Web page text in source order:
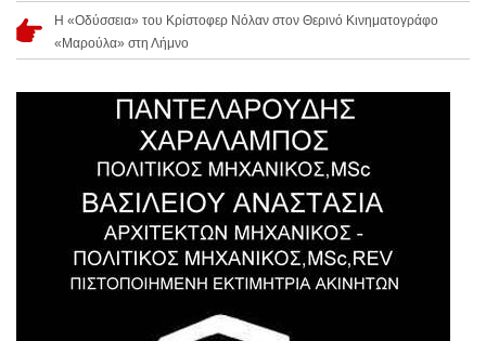
Η «Οδύσσεια» του Κρίστοφερ Νόλαν στον Θερινό Κινηματογράφο
«Μαρούλα» στη Λήμνο